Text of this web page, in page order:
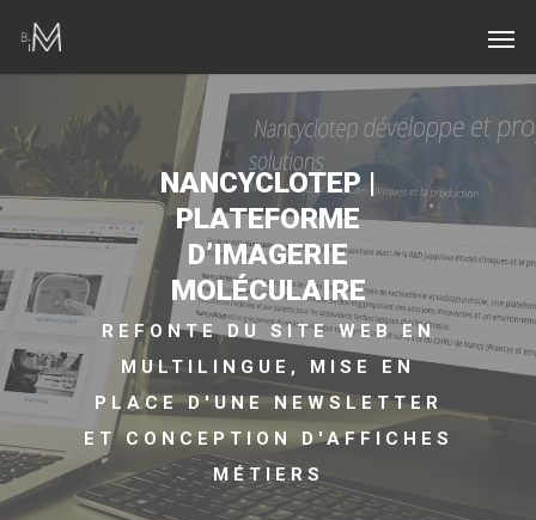
NANCYCLOTEP |
PLATEFORME
D’IMAGERIE
MOLÉCULAIRE
REFONTE DU SITE WEB EN
MULTILINGUE, MISE EN
PLACE D'UNE NEWSLETTER
ET CONCEPTION D'AFFICHES
MÉTIERS